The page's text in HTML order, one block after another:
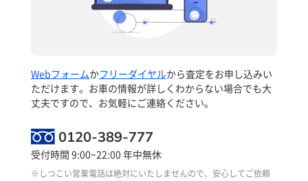
Webフォームかフリーダイヤルから査定をお申し込みい
ただけます。お車の情報が詳しくわからない場合でも大
丈夫ですので、お気軽にご連絡ください。
0120-389-777
受付時間 9:00~22:00 年中無休
※しつこい営業電話は絶対にいたしませんので、安心してご依頼